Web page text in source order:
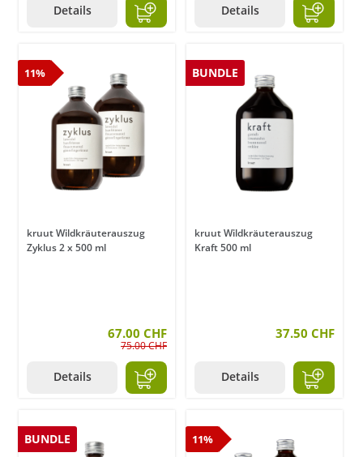
Details Details
11%
kruut Wildkräuterauszug
Zyklus 2 x 500 ml
67.00 CHF
75.00 CHF
Details
BUNDLE
kruut Wildkräuterauszug
Kraft 500 ml
37.50 CHF
Details
BUNDLE 11%